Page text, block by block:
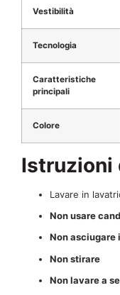
Vestibilità
Tecnologia
Caratteristiche
principali
Colore
Istruzioni
Lavare in
Non usare
Non asciugare
Non stirare
Non lavare a